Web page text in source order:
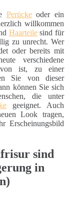
Perückeoder ein
willkommen
Haarteilesind für
zu unrecht. Wer
oder bereits mit
verschiedene
ist, zu einer
Sie von dieser
können Sie sich
die unter
geeignet. Auch
Look tragen,
Erscheinungsbild
sind
in